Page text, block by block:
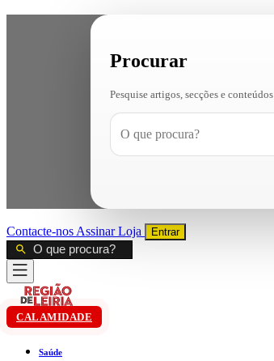
Procurar
Pesquise artigos, secções e conteúdos
Contacte-nos AssinarLoja Entrar
CALAMIDADE
Saúde